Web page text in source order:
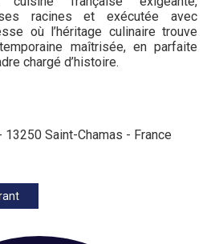
racines et exécutée avec
où l’héritage culinaire trouve
maîtrisée, en parfaite
chargé d’histoire.
Saint-Chamas - France